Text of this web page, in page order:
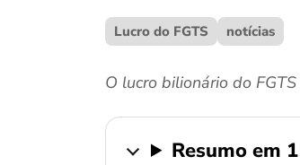
Lucro do FGTS notícias
O lucro bilionário do
Resumo em